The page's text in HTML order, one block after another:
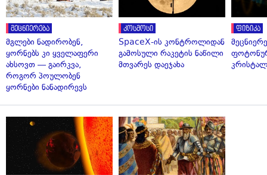
მეცნიერება
მგლები ნადირობენ,
ყორნებს კი ყველაფერი
ახსოვთ — გაირკვა,
როგორ პოულობენ
ყორნები ნანადირევს
კოსმოსი
SpaceX-ის კონტროლიდან
გამოსული რაკეტის ნაწილი
მთვარეს დაეჯახა
ფიზიკა